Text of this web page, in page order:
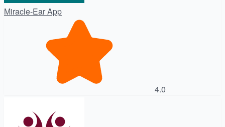
Miracle-Ear App
4.0